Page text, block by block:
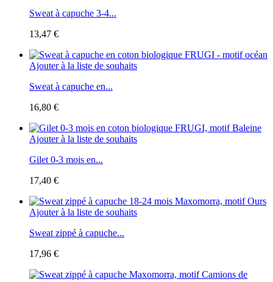
Sweat à capuche 3-4...
13,47 €
Ajouter à la liste de souhaits
Sweat à capuche en...
16,80 €
Ajouter à la liste de souhaits
Gilet 0-3 mois en...
17,40 €
Ajouter à la liste de souhaits
Sweat zippé à capuche...
17,96 €